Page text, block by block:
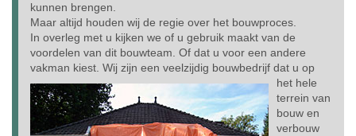
kunnen brengen.
Maar altijd houden wij de regie over het bouwproces.
In overleg met u kijken we of u gebruik maakt van de
voordelen van dit bouwteam. Of dat u voor een andere
vakman kiest. Wij zijn een veelzijdig bouwbedrijf dat u op
het hele
terrein van
bouw en
verbouw